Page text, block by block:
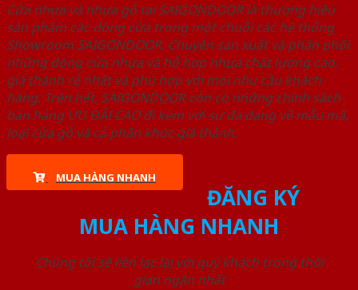
Cửa nhựa và nhựa gỗ tại SAIGONDOOR là thương hiệu
sản phẩm các dòng cửa trong một chuỗi các hệ thống
Showroom SAIGONDOOR. Chuyên sản xuất và phân phối
những dòng cửa nhựa và hỗ hợp nhựa chất lượng cao,
giá thành rẻ nhất và phù hợp với mọi nhu cầu khách
hàng. Trên hết, SAIGONDOOR còn có những chính sách
bán hàng ƯU ĐÃI CAO đi kèm với sự đa dạng về mẫu mã,
loại cửa gỗ và cả phân khúc giá thành.
MUA HÀNG NHANH
ĐĂNG KÝ
MUA HÀNG NHANH
Chúng tôi sẽ liên lạc lại với quý khách trong thời
gian ngắn nhất